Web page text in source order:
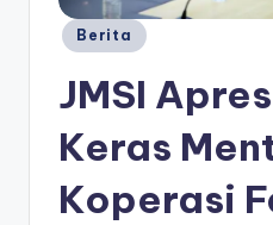
Berita
JMSI
Keras
Koperasi